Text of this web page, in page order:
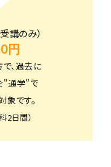
講のみ）
円
、過去に
"通学"で
象です。
2日間）